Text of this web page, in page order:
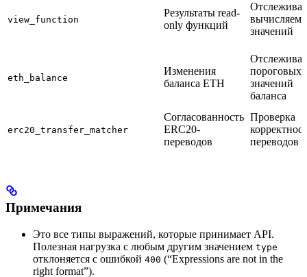
view_function
Результаты read-
only функций
значений
eth_balance
Изменения
баланса ETH
пороговых
значений
баланса
erc20_transfer_matcher
Согласованность
ERC20-
переводов
Проверка
переводов
Примечания
Это все типы выражений, которые принимает API.
Полезная нагрузка с любым другим значением type
отклоняется с ошибкой 400 (“Expressions are not in the
right format”).